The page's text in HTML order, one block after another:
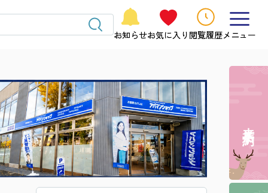
お知らせお気に入り 閲覧履歴メニュー